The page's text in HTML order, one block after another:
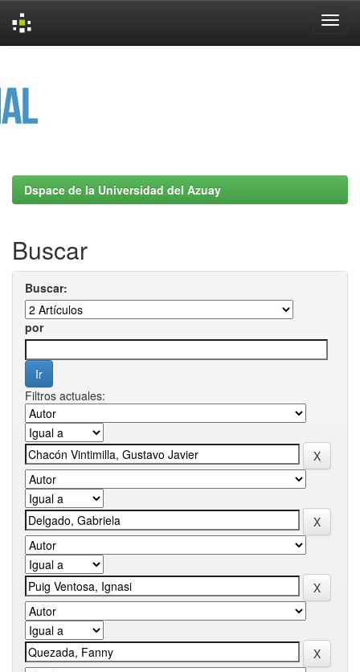
Dspace de la Universidad del Azuay
Buscar
Buscar:
por
Filtros actuales: